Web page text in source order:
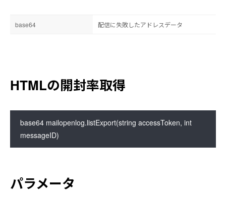
base64 配信に失敗したアドレスデータ
HTMLの開封率取得
base64 mailopenlog.listExport(string accessToken, int
messageID)
パラメータ